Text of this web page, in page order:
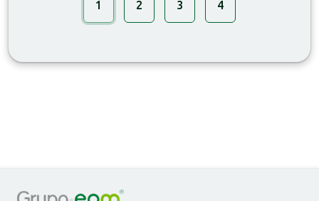
1 2 3 4